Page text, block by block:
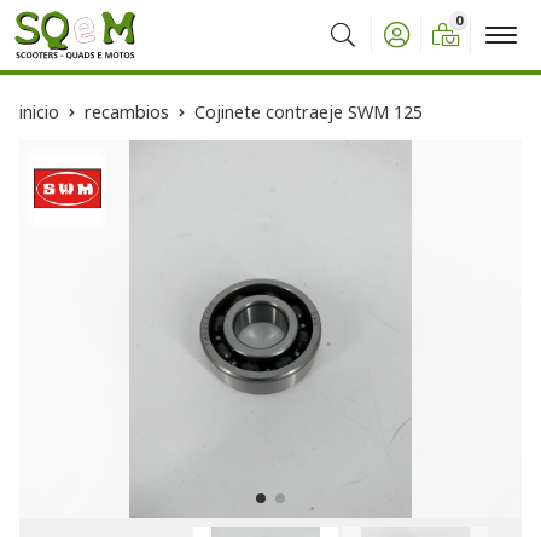
Buscar
0
inicio recambios Cojinete contraeje SWM 125